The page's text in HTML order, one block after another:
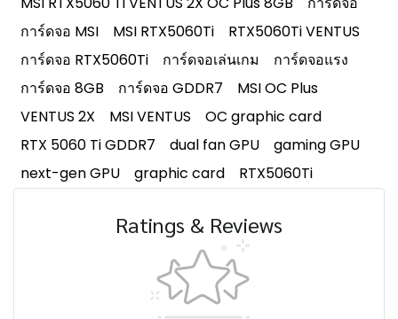
การ์ดจอ MSI
MSI RTX5060Ti
RTX5060Ti VENTUS
การ์ดจอ RTX5060Ti
การ์ดจอเล่นเกม
การ์ดจอแรง
การ์ดจอ 8GB
การ์ดจอ GDDR7
MSI OC Plus
VENTUS 2X
MSI VENTUS
OC graphic card
RTX 5060 Ti GDDR7
dual fan GPU
gaming GPU
next-gen GPU
graphic card RTX5060Ti
Ratings & Reviews